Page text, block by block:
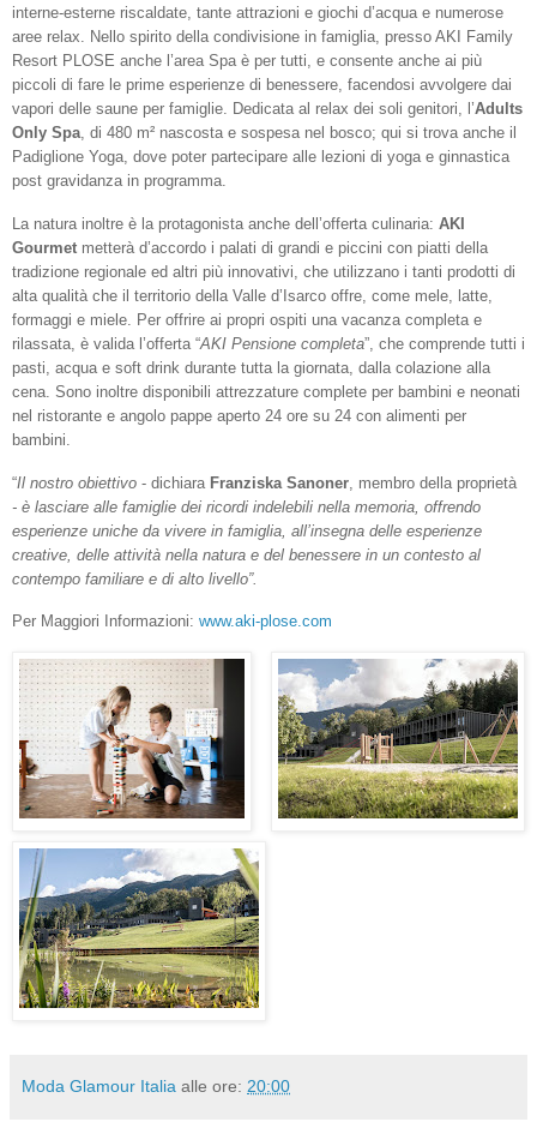
interne-esterne riscaldate, tante attrazioni e giochi d’acqua e numerose
aree relax. Nello spirito della condivisione in famiglia, presso AKI Family
Resort PLOSE anche l’area Spa è per tutti, e consente anche ai più
piccoli di fare le prime esperienze di benessere, facendosi avvolgere dai
vapori delle saune per famiglie. Dedicata al relax dei soli genitori, l’Adults
Only Spa , di 480 m² nascosta e sospesa nel bosco; qui si trova anche il
Padiglione Yoga, dove poter partecipare alle lezioni di yoga e ginnastica
post gravidanza in programma.
La natura inoltre è la protagonista anche dell’offerta culinaria: AKI
Gourmet metterà d’accordo i palati di grandi e piccini con piatti della
tradizione regionale ed altri più innovativi, che utilizzano i tanti prodotti di
alta qualità che il territorio della Valle d’Isarco offre, come mele, latte,
formaggi e miele. Per offrire ai propri ospiti una vacanza completa e
rilassata, è valida l’offerta “AKI Pensione completa”, che comprende tutti i
pasti, acqua e soft drink durante tutta la giornata, dalla colazione alla
cena. Sono inoltre disponibili attrezzature complete per bambini e neonati
nel ristorante e angolo pappe aperto 24 ore su 24 con alimenti per
bambini.
“Il nostro obiettivo - dichiara Franziska Sanoner , membro della proprietà
- è lasciare alle famiglie dei ricordi indelebili nella memoria, offrendo
esperienze uniche da vivere in famiglia, all’insegna delle esperienze
creative, delle attività nella natura e del benessere in un contesto al
contempo familiare e di alto livello”.
Per Maggiori Informazioni: www.aki-plose.com
Moda Glamour Italia alle ore: 20:00